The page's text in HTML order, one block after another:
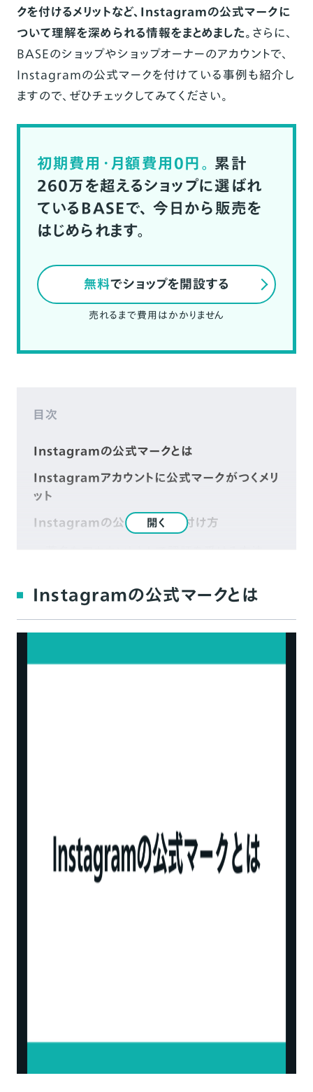
クを付けるメリットなど、Instagramの公式マークに
ついて理解を深められる情報をまとめました。 さらに、
BASEのショップやショップオーナーのアカウントで、
Instagramの公式マークを付けている事例も紹介し
ますので、ぜひチェックしてみてください。
初期費用・月額費用0円。 累計
260万を超えるショップに選ばれ
ているBASEで、 今日から販売を
はじめられます。
無料でショップを開設する
売れるまで費用はかかりません
目次
Instagramの公式マークとは
Instagramアカウントに公式マークがつくメリ
ット
Instagramの公式マークの付け方
登録する方法
申請前に要チェック！公式マークをつける際の
ユーザーネーム（ID）を変更できない
よくある質問
Instagramのチェックマークは何ですか？
まとめ
開く
Instagramの公式マークとは